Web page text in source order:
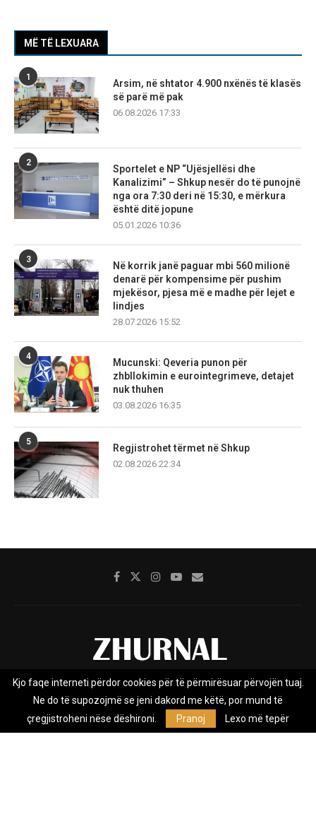
MË TË LEXUARA
1
Arsim, në shtator 4.900 nxënës të klasës
së parë më pak
06.08.2026 17:33
2
Sportelet e NP “Ujësjellësi dhe
Kanalizimi” – Shkup nesër do të punojnë
nga ora 7:30 deri në 15:30, e mërkura
është ditë jopune
05.01.2026 10:36
3
Në korrik janë paguar mbi 560 milionë
denarë për kompensime për pushim
mjekësor, pjesa më e madhe për lejet e
lindjes
28.07.2026 15:52
4
Mucunski: Qeveria punon për
zhbllokimin e eurointegrimeve, detajet
nuk thuhen
03.08.2026 16:35
5
Regjistrohet tërmet në Shkup
02.08.2026 22:34
Rreth nesh Impresumi Marketing
Kontakt
Privacy Policy
Zhurnal.mk është Agjenci e Lajmeve e pavarur, e themeluar në vitin
Kjo faqe interneti përdor cookies për të përmirësuar përvojën tuaj.
Ne do të supozojmë se jeni dakord me këtë, por mund të
çregjistroheni nëse dëshironi.
Pranoj Lexo më tepër